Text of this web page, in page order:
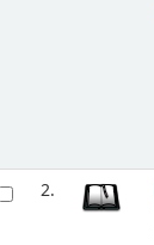
2.